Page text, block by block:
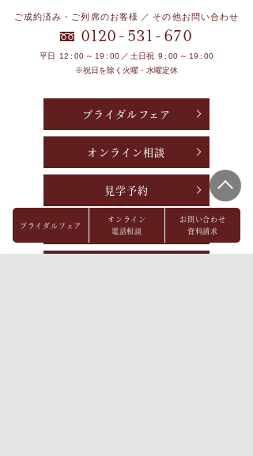
ご成約済み・ご列席のお客様 ／ その他お問い合わせ
0120 - 531 - 670
平日 12 : 00 ～ 19 : 00 ／ 土日祝 9 : 00 ～ 19 : 00
※祝日を除く火曜・水曜定休
ブライダルフェア
オンライン相談
見学予約
資料請求
ブライダルフェア
オンライン
電話相談
お問い合わせ
資料請求